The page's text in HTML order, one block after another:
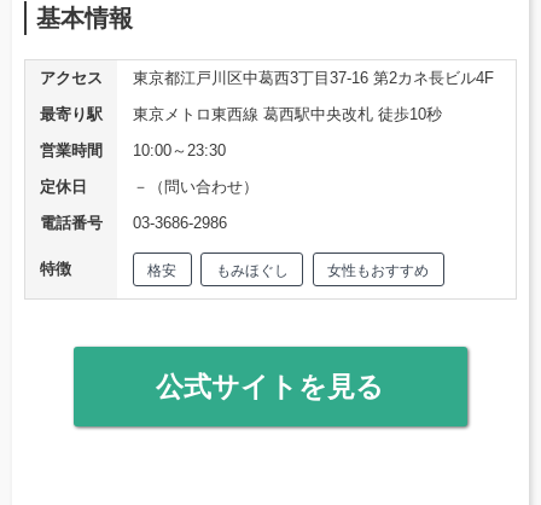
基本情報
アクセス
東京都江戸川区中葛西3丁目37-16 第2カネ長ビル4F
最寄り駅
東京メトロ東西線 葛西駅中央改札 徒歩10秒
営業時間
10:00～23:30
定休日
－（問い合わせ）
電話番号
03-3686-2986
特徴 格安 もみほぐし 女性もおすすめ
公式サイトを見る